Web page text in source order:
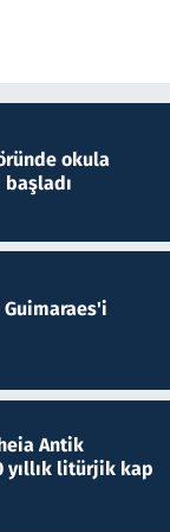
okula
Antik
yıllık litürjik kap